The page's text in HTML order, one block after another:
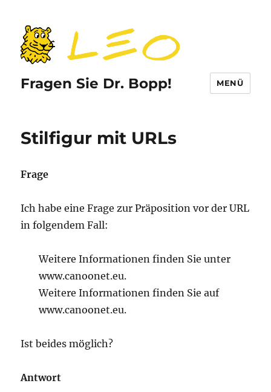
Fragen Sie Dr. Bopp! MENÜ
Stilfigur mit URLs
Frage
Ich habe eine Frage zur Präposition vor der URL
in folgendem Fall:
Weitere Informationen finden Sie unter
www.canoonet.eu.
Weitere Informationen finden Sie auf
www.canoonet.eu.
Ist beides möglich?
Antwort